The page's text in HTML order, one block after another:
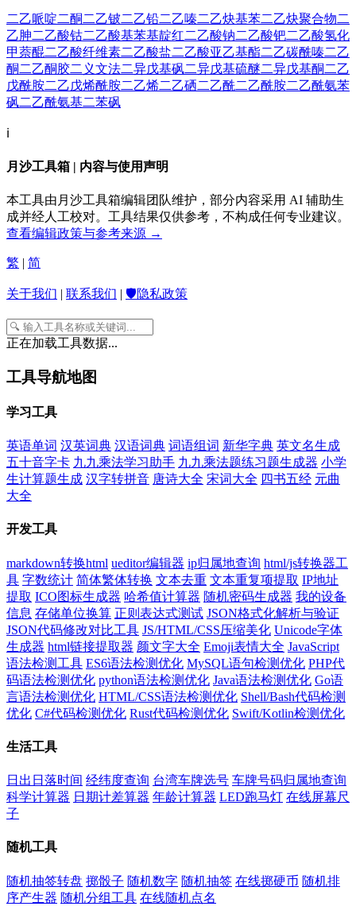
二乙哌啶二酮 二乙铍二乙铅二乙嗪二乙炔基苯二乙炔聚合物二
乙胂二乙酸钴二乙酸基苯基靛红二乙酸钠二乙酸钯二乙酸氢化
甲萘醌二乙酸纤维素二乙酸盐二乙酸亚乙基酯二乙碳酰嗪二乙
酮 二乙酮胶二义文法二异戊基砜二异戊基硫醚二异戊基酮 二乙
戊酰胺二乙戊烯酰胺二乙烯二乙硒二乙酰二乙酰胺二乙酰氨苯
砜二乙酰氨基二苯砜
ℹ️
月沙工具箱 | 内容与使用声明
本工具由月沙工具箱编辑团队维护，部分内容采用 AI 辅助生
成并经人工校对。工具结果仅供参考，不构成任何专业建议。
查看编辑政策与参考来源 →
繁 | 简
关于我们 | 联系我们 | 🛡️隐私政策
正在加载工具数据...
工具导航地图
学习工具
英语单词 汉英词典 汉语词典 词语组词 新华字典 英文名生成
五十音字卡 九九乘法学习助手 九九乘法题练习题生成器 小学
生计算题生成 汉字转拼音 唐诗大全 宋词大全 四书五经 元曲
大全
开发工具
markdown转换html ueditor编辑器 ip归属地查询 html/js转换器工
具 字数统计 简体繁体转换 文本去重 文本重复项提取 IP地址
提取 ICO图标生成器 哈希值计算器 随机密码生成器 我的设备
信息 存储单位换算 正则表达式测试 JSON格式化解析与验证
JSON代码修改对比工具 JS/HTML/CSS压缩美化 Unicode字体
生成器 html链接提取器 颜文字大全 Emoji表情大全 JavaScript
语法检测工具 ES6语法检测优化 MySQL语句检测优化 PHP代
码语法检测优化 python语法检测优化 Java语法检测优化 Go语
言语法检测优化 HTML/CSS语法检测优化 Shell/Bash代码检测
优化 C#代码检测优化 Rust代码检测优化 Swift/Kotlin检测优化
生活工具
日出日落时间 经纬度查询 台湾车牌选号 车牌号码归属地查询
科学计算器 日期计差算器 年龄计算器 LED跑马灯 在线屏幕尺
子
随机工具
随机抽签转盘 掷骰子 随机数字 随机抽签 在线掷硬币 随机排
序产生器 随机分组工具 在线随机点名